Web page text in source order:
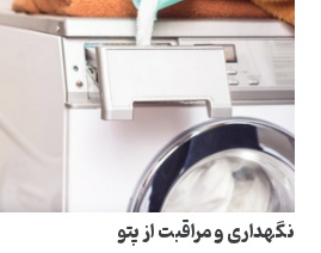
نگهداری و مراقبت از پتو